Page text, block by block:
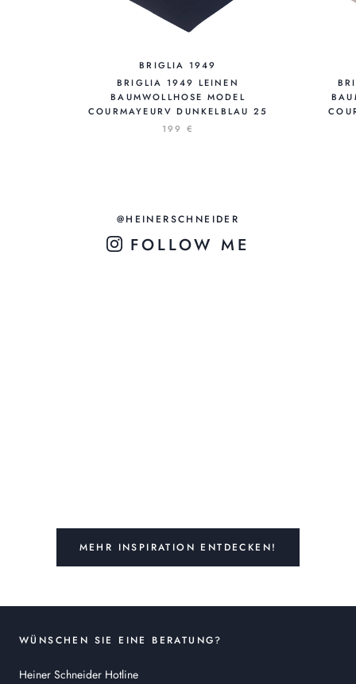
BRIGLIA 1949
BRIGLIA 1949 LEINEN
BAUMWOLLHOSE MODEL
COURMAYEURV DUNKELBLAU 25
199 €
@HEINERSCHNEIDER
FOLLOW ME
MEHR INSPIRATION ENTDECKEN!
WÜNSCHEN SIE EINE BERATUNG?
Heiner Schneider Hotline